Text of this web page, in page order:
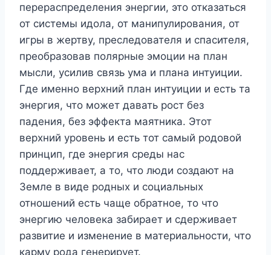
перераспределения энергии, это отказаться
от системы идола, от манипулирования, от
игры в жертву, преследователя и спасителя,
преобразовав полярные эмоции на план
мысли, усилив связь ума и плана интуиции.
Где именно верхний план интуиции и есть та
энергия, что может давать рост без
падения, без эффекта маятника. Этот
верхний уровень и есть тот самый родовой
принцип, где энергия среды нас
поддерживает, а то, что люди создают на
Земле в виде родных и социальных
отношений есть чаще обратное, то что
энергию человека забирает и сдерживает
развитие и изменение в материальности, что
карму рода генерирует.